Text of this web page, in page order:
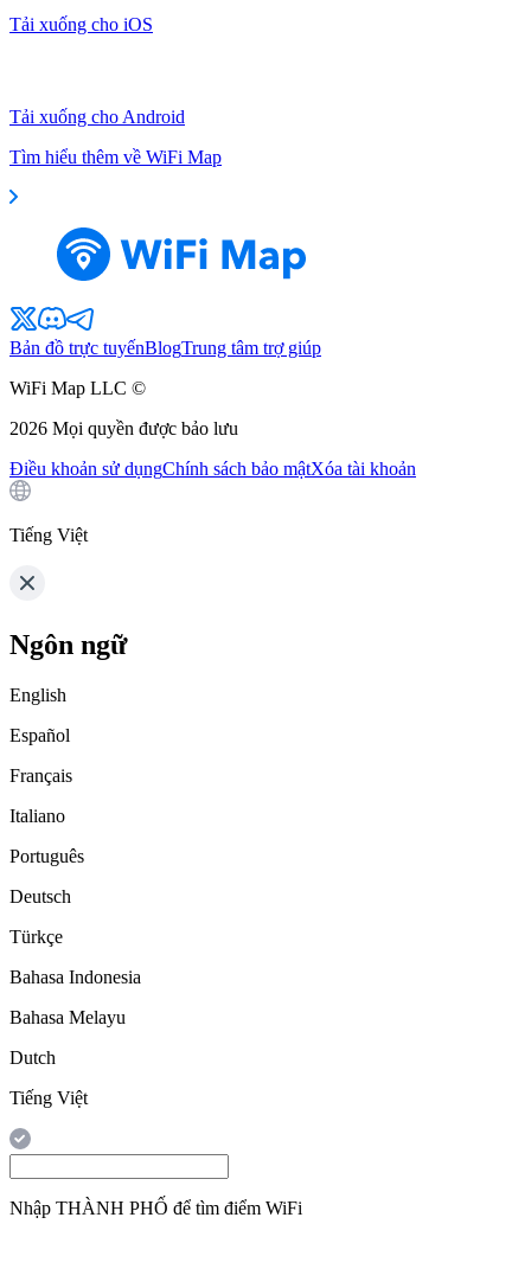
Tải xuống cho iOS
Tải xuống cho Android
Tìm hiểu thêm về WiFi Map
Bản đồ trực tuyếnBlogTrung tâm trợ giúp
WiFi Map LLC ©
2026 Mọi quyền được bảo lưu
Điều khoản sử dụngChính sách bảo mậtXóa tài khoản
Tiếng Việt
Ngôn ngữ
English
Español
Français
Italiano
Português
Deutsch
Türkçe
Bahasa Indonesia
Bahasa Melayu
Dutch
Tiếng Việt
Nhập THÀNH PHỐ để tìm điểm WiFi